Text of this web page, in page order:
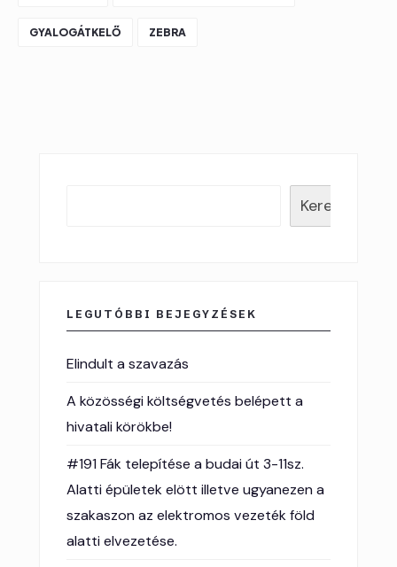
GYALOGÁTKELŐ ZEBRA
Keresés
LEGUTÓBBI BEJEGYZÉSEK
Elindult a szavazás
A közösségi költségvetés belépett a
hivatali körökbe!
#191 Fák telepítése a budai út 3-11sz.
Alatti épületek elött illetve ugyanezen a
szakaszon az elektromos vezeték föld
alatti elvezetése.